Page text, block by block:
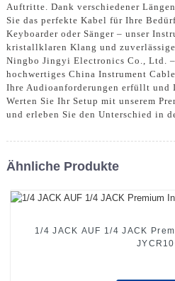
Auftritte. Dank verschiedener
Sie das perfekte Kabel für Ihre
Keyboarder oder Sänger – unser
kristallklaren Klang und
Ningbo Jingyi Electronics Co., Ltd.
hochwertiges China Instrument
Ihre Audioanforderungen erfüllt und
Werten Sie Ihr Setup mit unserem
und erleben Sie den Unterschied in
Ähnliche Produkte
1/4 JACK AUF 1/4 JACK